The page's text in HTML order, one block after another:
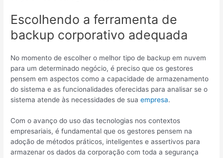
Escolhendo a ferramenta de
backup corporativo adequada
No momento de escolher o melhor tipo de backup em nuvem
para um determinado negócio, é preciso que os gestores
pensem em aspectos como a capacidade de armazenamento
do sistema e as funcionalidades oferecidas para analisar se o
sistema atende às necessidades de suaempresa.
Com o avanço do uso das tecnologias nos contextos
empresariais, é fundamental que os gestores pensem na
adoção de métodos práticos, inteligentes e assertivos para
armazenar os dados da corporação com toda a segurança